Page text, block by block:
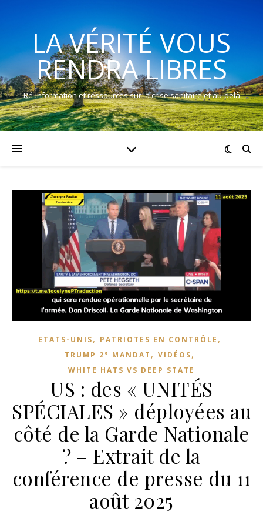
LA VÉRITÉ VOUS
RENDRA LIBRES
Ré-information et ressources sur la crise sanitaire et au-delà
ETATS-UNIS, PATRIOTES EN CONTRÔLE ,
TRUMP 2° MANDAT , VIDÉOS,
WHITE HATS VS DEEP STATE
US : des « UNITÉS
SPÉCIALES » déployées au
côté de la Garde Nationale
? – Extrait de la
conférence de presse du 11
août 2025